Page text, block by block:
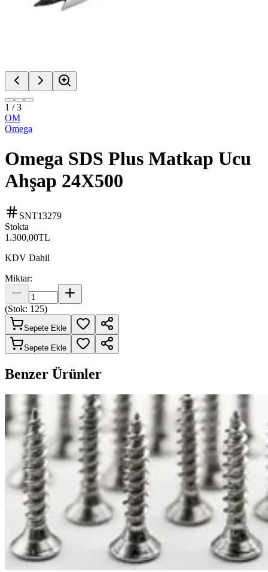
1 /3
OM
Omega
Omega SDS Plus Matkap Ucu
Ahşap 24X500
SNT13279
Stokta
1.300,00TL
KDV Dahil
Miktar:
(Stok: 125)
Sepete Ekle
Sepete Ekle
Benzer Ürünler